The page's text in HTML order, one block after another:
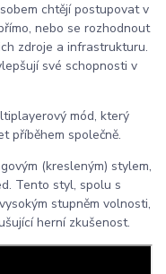
chtějí postupovat v
nebo se rozhodnout
zdroje a infrastrukturu.
své schopnosti v
mód, který
příběhem společně.
(kresleným) stylem,
Tento styl, spolu s
stupněm volnosti,
herní zkušenost.